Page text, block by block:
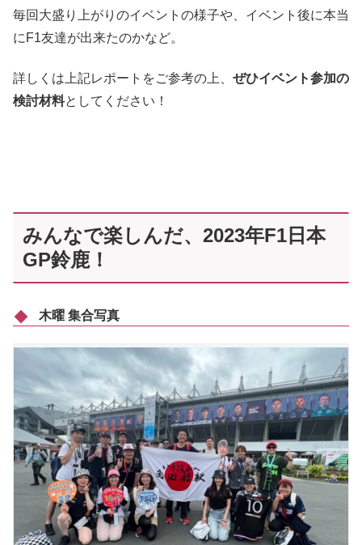
毎回大盛り上がりのイベントの様子や、イベント後に本当
にF1友達が出来たのかなど。
詳しくは上記レポートをご参考の上、 ぜひイベント参加の
検討材料としてください！
みんなで楽しんだ、2023年F1日本
GP鈴鹿！
木曜 集合写真